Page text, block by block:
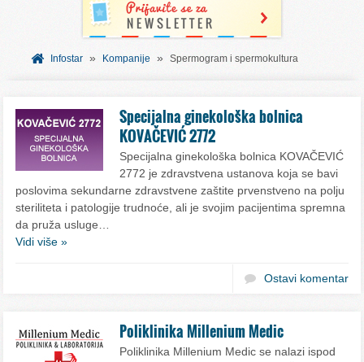
BESPLATNI VAUČERI
SVET INFORMACIJA
Infostar » Kompanije » Spermogram i spermokultura
Specijalna ginekološka bolnica
KOVAČEVIĆ 2772
Specijalna ginekološka bolnica KOVAČEVIĆ
2772 je zdravstvena ustanova koja se bavi
poslovima sekundarne zdravstvene zaštite prvenstveno na polju
steriliteta i patologije trudnoće, ali je svojim pacijentima spremna
da pruža usluge…
Vidi više »
Ostavi komentar
Poliklinika Millenium Medic
Poliklinika Millenium Medic se nalazi ispod